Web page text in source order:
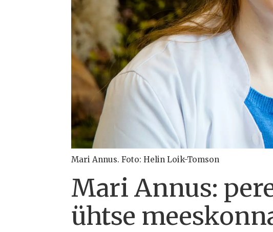
Mari Annus. Foto: Helin Loik-Tomson
Mari Annus:
ühtse